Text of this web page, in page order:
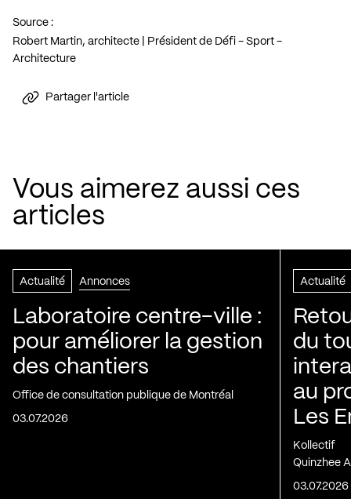
Source :
Robert Martin, architecte | Président de Défi - Sport -
Architecture
Partager l'article
Vous aimerez aussi ces
articles
Actualité Annonces
Laboratoire centre-ville :
pour améliorer la gestion
des chantiers
Office de consultation publique de Montréal
03.07.2026
Actualité
du
au
Les
Kollectif
Quinzhee
03.07.2026